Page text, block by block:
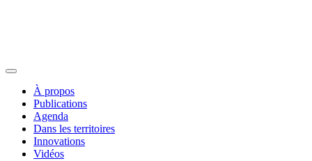
À propos
Publications
Agenda
Dans les territoires
Innovations
Vidéos